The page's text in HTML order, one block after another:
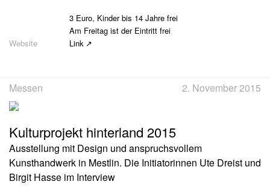
3 Euro, Kinder bis 14 Jahre frei
Am Freitag ist der Eintritt frei
Link
Messen 2. November 2015
Kulturprojekt hinterland 2015
Ausstellung mit Design und anspruchsvollem
Kunsthandwerk in Mestlin. Die Initiatorinnen Ute Dreist und
Birgit Hasse im Interview